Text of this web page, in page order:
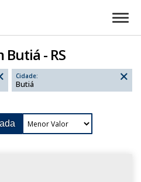
Butiá - RS
Cidade:
Butiá